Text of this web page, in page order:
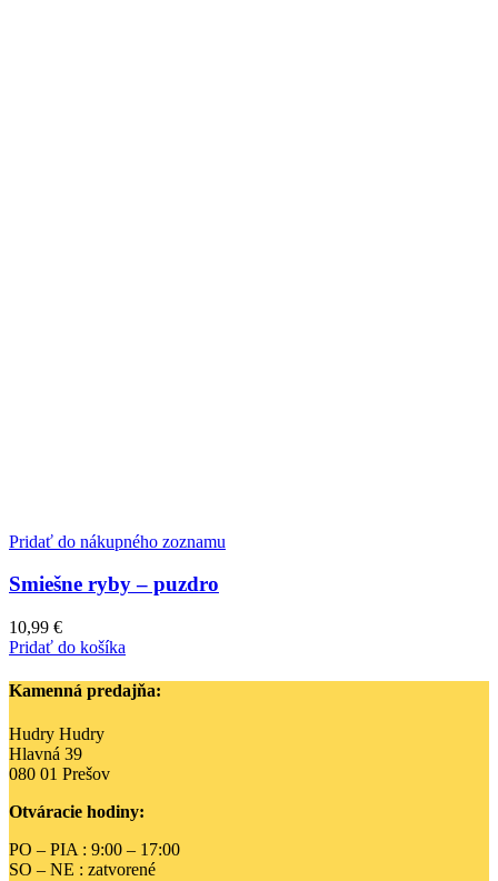
Pridať do nákupného zoznamu
Smiešne ryby – puzdro
10,99 €
Pridať do košíka
Kamenná predajňa:
Hudry Hudry
Hlavná 39
080 01 Prešov
Otváracie hodiny:
PO – PIA : 9:00 – 17:00
SO – NE : zatvorené